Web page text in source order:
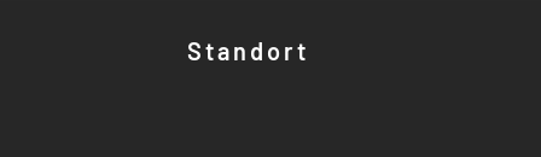
Standort